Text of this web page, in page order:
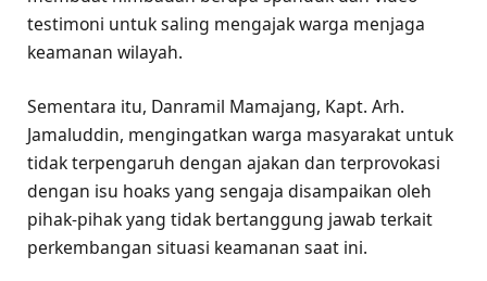
testimoni untuk saling mengajak warga menjaga
keamanan wilayah.
Sementara itu, Danramil Mamajang, Kapt. Arh.
Jamaluddin, mengingatkan warga masyarakat untuk
tidak terpengaruh dengan ajakan dan terprovokasi
dengan isu hoaks yang sengaja disampaikan oleh
pihak-pihak yang tidak bertanggung jawab terkait
perkembangan situasi keamanan saat ini.